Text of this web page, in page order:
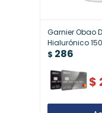
Garnier Obao
Hialurónico
Protección
$ 286
$